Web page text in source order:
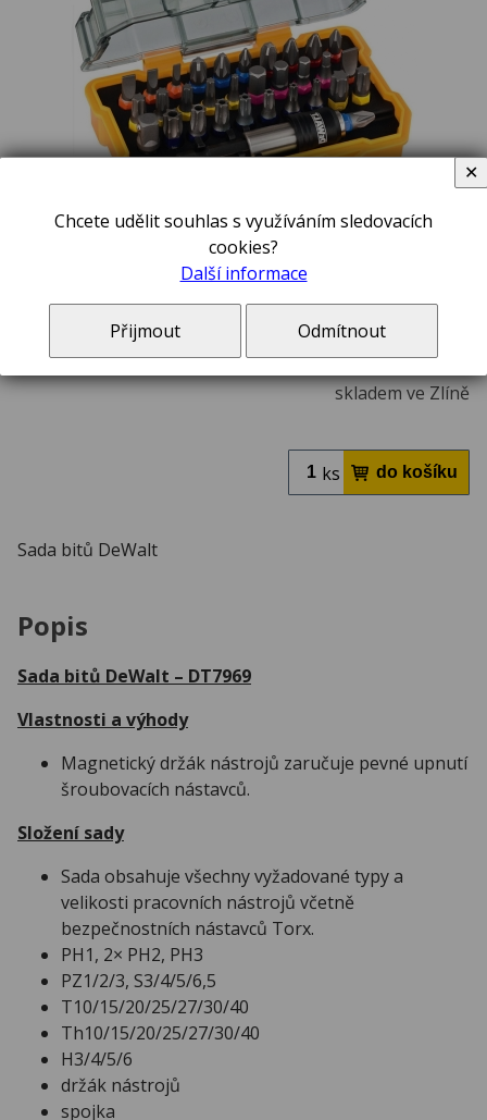
400,00 Kč
včetně DPH 21 %
V ceně zboží jsou započteny poplatky na likvidaci elektroodpadu a autorské odměny,
pokud se na toto zboží vztahují.
skladem ve Zlíně
ks
Sada bitů DeWalt
Popis
Sada bitů DeWalt – DT7969
Vlastnosti a výhody
Magnetický držák nástrojů zaručuje pevné upnutí
šroubovacích nástavců.
Složení sady
Sada obsahuje všechny vyžadované typy a
velikosti pracovních nástrojů včetně
bezpečnostních nástavců Torx.
PH1, 2× PH2, PH3
PZ1/2/3, S3/4/5/6,5
T10/15/20/25/27/30/40
Th10/15/20/25/27/30/40
H3/4/5/6
držák nástrojů
spojka
Chcete udělit souhlas s využíváním sledovacích
cookies?
Další informace
Přijmout Odmítnout
✕